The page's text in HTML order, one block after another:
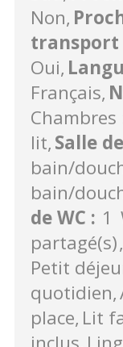
Non
transport
Oui
Français
Chambres
lit Salle
bain/
bain/
de WC : 1
partagé(s)
Petit
quotidien
place Lit